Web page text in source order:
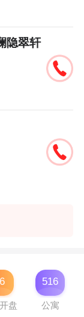
隐翠轩
盘
516
公寓